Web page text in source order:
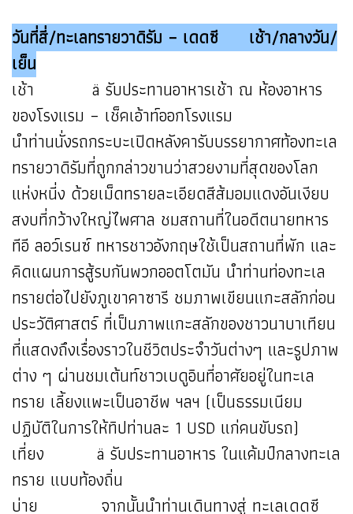
วันที่สี่/ทะเลทรายวาดิรัม – เดดซี เช้า/กลางวัน/
เย็น
เช้า ä รับประทานอาหารเช้า ณ ห้องอาหาร
ของโรงแรม – เช็คเอ้าท์ออกโรงแรม
นำท่านนั่งรถกระบะเปิดหลังคารับบรรยากาศท้องทะเล
ทรายวาดิรัมที่ถูกกล่าวขานว่าสวยงามที่สุดของโลก
แห่งหนี่ง ด้วยเม็ดทรายละเอียดสีส้มอมแดงอันเงียบ
สงบที่กว้างใหญ่ไพศาล ชมสถานที่ในอดีตนายทหาร
ทีอี ลอว์เรนซ์ ทหารชาวอังกฤษใช้เป็นสถานที่พัก และ
คิดแผนการสู้รบกันพวกออตโตมัน นำท่านท่องทะเล
ทรายต่อไปยังภูเขาคาซารี ชมภาพเขียนแกะสลักก่อน
ประวัติศาสตร์ ที่เป็นภาพแกะสลักของชาวนาบาเทียน
ที่แสดงถึงเรื่องราวในชีวิตประจำวันต่างๆ และรูปภาพ
ต่าง ๆ ผ่านชมเต้นท์ชาวเบดูอินที่อาศัยอยู่ในทะเล
ทราย เลี้ยงแพะเป็นอาชีพ ฯลฯ (เป็นธรรมเนียม
ปฏิบัติในการให้ทิปท่านละ 1 USD แก่คนขับรถ)
เที่ยง ä รับประทานอาหาร ในแค้มป์กลางทะเล
ทราย แบบท้องถิ่น
บ่าย จากนั้นนำท่านเดินทางสู่ ทะเลเดดซี